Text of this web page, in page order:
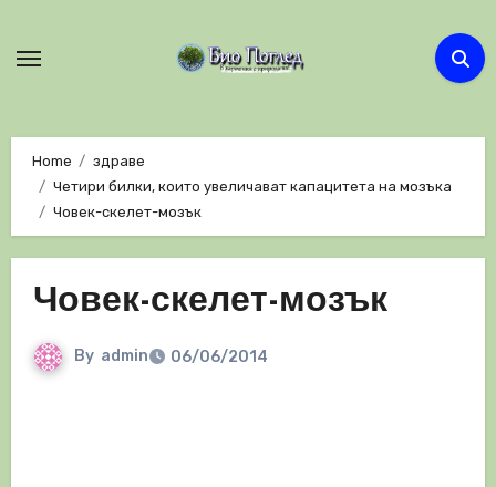
Home
здраве
Четири билки, които увеличават капацитета на мозъка
Човек-скелет-мозък
Човек-скелет-мозък
By admin 06/06/2014